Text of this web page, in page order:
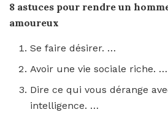
8 astuces pour rendre un
amoureux
Se faire désirer. …
Avoir une vie sociale riche. …
Dire ce qui vous dérange
intelligence. …